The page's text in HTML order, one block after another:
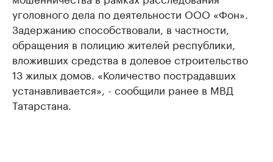
уголовного дела по деятельности ООО «Фон».
Задержанию способствовали, в частности,
обращения в полицию жителей республики,
вложивших средства в долевое строительство
13 жилых домов. «Количество пострадавших
устанавливается»​, - сообщили ранее в МВД
Татарстана.